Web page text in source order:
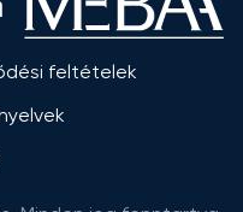
feltételek